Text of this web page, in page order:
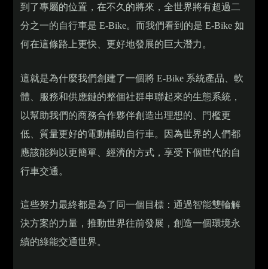
到了專屬的位置，在不久的將來，全世界將有超過二
分之一的自行車是 E-Bike。而我們看到的是 E-Bike 如
何在這條路上更快、更好地發展的巨大潛力。
這就是為什麼我們創建了一個將 E-Bike 系統產品、軟
體、服務和供應鏈的整個社群串聯起來的生態系統，
以幫助我們的商務合作夥伴創造出理想的、門檻更
低、質量更好的電動輔助自行車。因為世界的人們都
應該能夠以更簡單、經濟的方式，享受下個世代的自
行車交通。
這些努力最終都是為了同一個目標：通過智能雙輪解
決方案的力量，推動世界往前發展，創造一個環境永
續的綠能交通世界。